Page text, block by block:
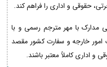
حقوقی و اداری را فراهم کند.
مدارک با مهر مترجم رسمی و با
امور خارجه و سفارت کشور مقصد
و اداری کاملاً معتبر باشند.